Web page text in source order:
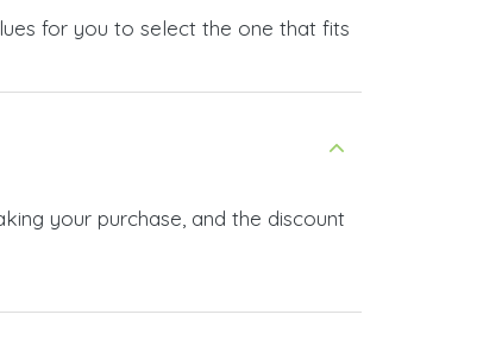
for you to select the one that fits
your purchase, and the discount